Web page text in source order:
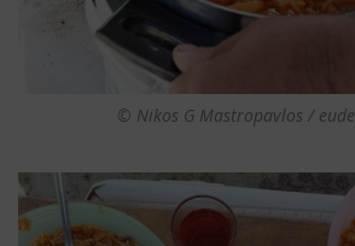
© Nikos G Mastropavlos /